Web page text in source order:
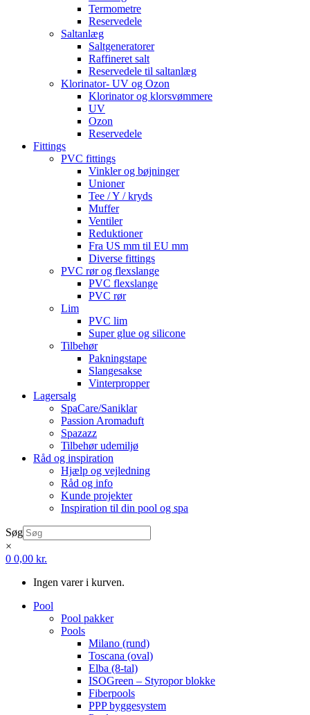
Termometre
Reservedele
Saltanlæg
Saltgeneratorer
Raffineret salt
Reservedele til saltanlæg
Klorinator- UV og Ozon
Klorinator og klorsvømmere
UV
Ozon
Reservedele
Fittings
PVC fittings
Vinkler og bøjninger
Unioner
Tee / Y / kryds
Muffer
Ventiler
Reduktioner
Fra US mm til EU mm
Diverse fittings
PVC rør og flexslange
PVC flexslange
PVC rør
Lim
PVC lim
Super glue og silicone
Tilbehør
Pakningstape
Slangesakse
Vinterpropper
Lagersalg
SpaCare/Saniklar
Passion Aromaduft
Spazazz
Tilbehør udemiljø
Råd og inspiration
Hjælp og vejledning
Råd og info
Kunde projekter
Inspiration til din pool og spa
Søg
×
0 0,00 kr.
Ingen varer i kurven.
Pool
Pool pakker
Pools
Milano (rund)
Toscana (oval)
Elba (8-tal)
ISOGreen – Styropor blokke
Fiberpools
PPP byggesystem